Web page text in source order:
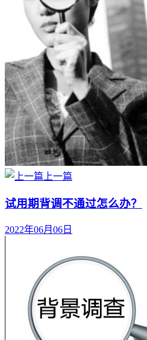
上一篇
试用期背调不通过怎么办？
2022年06月06日